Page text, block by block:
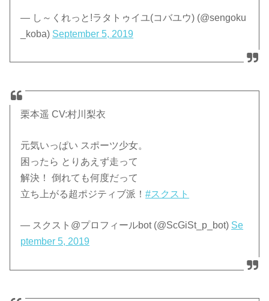
— し～くれっと!ラタトゥイユ(コバユウ) (@sengoku
_koba) September 5, 2019
栗本遥 CV:村川梨衣
元気いっぱい スポーツ少女。
困ったら とりあえず走って
解決！ 倒れても何度だって
立ち上がる超ポジティブ派！#スクスト
— スクスト@プロフィールbot (@ScGiSt_p_bot) Se
ptember 5, 2019